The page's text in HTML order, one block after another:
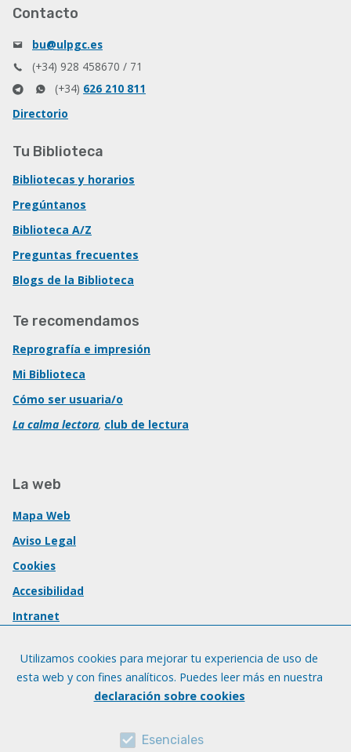
Contacto
bu@ulpgc.es
(+34) 928 458670 / 71
(+34) 626 210 811
Directorio
Tu Biblioteca
Bibliotecas y horarios
Pregúntanos
Biblioteca A/Z
Preguntas frecuentes
Blogs de la Biblioteca
Te recomendamos
Reprografía e impresión
Mi Biblioteca
Cómo ser usuaria/o
La calma lectora, club de lectura
La web
Mapa Web
Aviso Legal
Cookies
Accesibilidad
Intranet
Utilizamos cookies para mejorar tu experiencia de uso de
esta web y con fines analíticos. Puedes leer más en nuestra
declaración sobre cookies
Esenciales